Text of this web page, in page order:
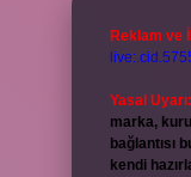
Reklam ve
Yasal Uyarı:
marka,
bağlantısı
kendi